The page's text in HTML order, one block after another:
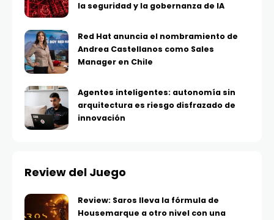
la seguridad y la gobernanza de IA
Red Hat anuncia el nombramiento de
Andrea Castellanos como Sales
Manager en Chile
Agentes inteligentes: autonomía sin
arquitectura es riesgo disfrazado de
innovación
Review del Juego
Review: Saros lleva la fórmula de
Housemarque a otro nivel con una